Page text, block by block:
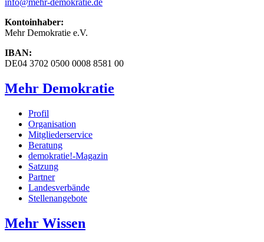
info@mehr-demokratie.de
Kontoinhaber:
Mehr Demokratie e.V.
IBAN:
DE04 3702 0500 0008 8581 00
Mehr Demokratie
Profil
Organisation
Mitgliederservice
Beratung
demokratie!-Magazin
Satzung
Partner
Landesverbände
Stellenangebote
Mehr Wissen